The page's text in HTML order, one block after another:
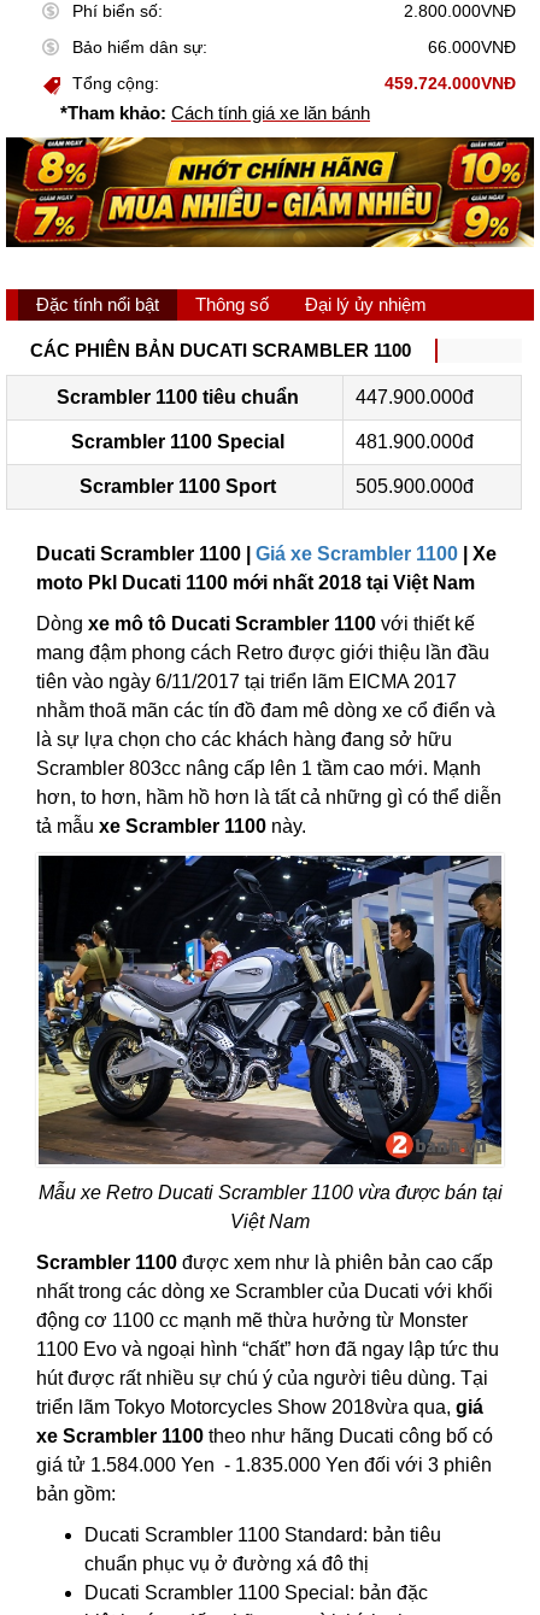
Phí biển số:
2.800.000VNĐ
Bảo hiểm dân sự:
66.000VNĐ
Tổng cộng:
459.724.000VNĐ
*Tham khảo: Cách tính giá xe lăn bánh
Đặc tính nổi bật Thông số Đại lý ủy nhiệm
CÁC PHIÊN BẢN DUCATI SCRAMBLER 1100
Scrambler 1100 tiêu chuẩn 447.900.000đ
Scrambler 1100 Special 481.900.000đ
Scrambler 1100 Sport 505.900.000đ
Ducati Scrambler 1100 | Giá xe Scrambler 1100 | Xe
moto Pkl Ducati 1100 mới nhất 2018 tại Việt Nam
Dòng xe mô tô Ducati Scrambler 1100 với thiết kế
mang đậm phong cách Retro được giới thiệu lần đầu
tiên vào ngày 6/11/2017 tại triển lãm EICMA 2017
nhằm thoã mãn các tín đồ đam mê dòng xe cổ điển và
là sự lựa chọn cho các khách hàng đang sở hữu
Scrambler 803cc nâng cấp lên 1 tầm cao mới. Mạnh
hơn, to hơn, hầm hồ hơn là tất cả những gì có thể diễn
tả mẫu xe Scrambler 1100 này.
Mẫu xe Retro Ducati Scrambler 1100 vừa được bán tại
Việt Nam
Scrambler 1100 được xem như là phiên bản cao cấp
nhất trong các dòng xe Scrambler của Ducati với khối
động cơ 1100 cc mạnh mẽ thừa hưởng từ Monster
1100 Evo và ngoại hình “chất” hơn đã ngay lập tức thu
hút được rất nhiều sự chú ý của người tiêu dùng. Tại
triển lãm Tokyo Motorcycles Show 2018vừa qua, giá
xe Scrambler 1100 theo như hãng Ducati công bố có
giá tử 1.584.000 Yen - 1.835.000 Yen đối với 3 phiên
bản gồm:
Ducati Scrambler 1100 Standard: bản tiêu
chuẩn phục vụ ở đường xá đô thị
Ducati Scrambler 1100 Special: bản đặc